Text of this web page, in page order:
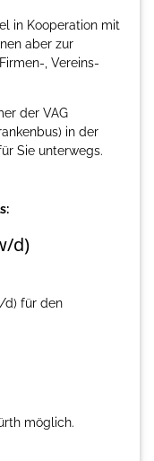
in Kooperation mit
aber zur
, Vereins-
der VAG
in der
Sie unterwegs.
d)
d) für den
möglich.